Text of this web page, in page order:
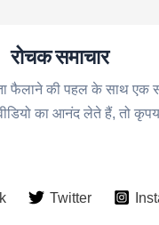
रोचक समाचार
फैलाने की पहल के साथ एक
का आनंद लेते हैं, तो
Twitter